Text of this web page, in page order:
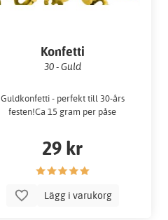
Konfetti
30 - Guld
Guldkonfetti - perfekt till 30-års
festen!Ca 15 gram per påse
29 kr
Lägg i varukorg